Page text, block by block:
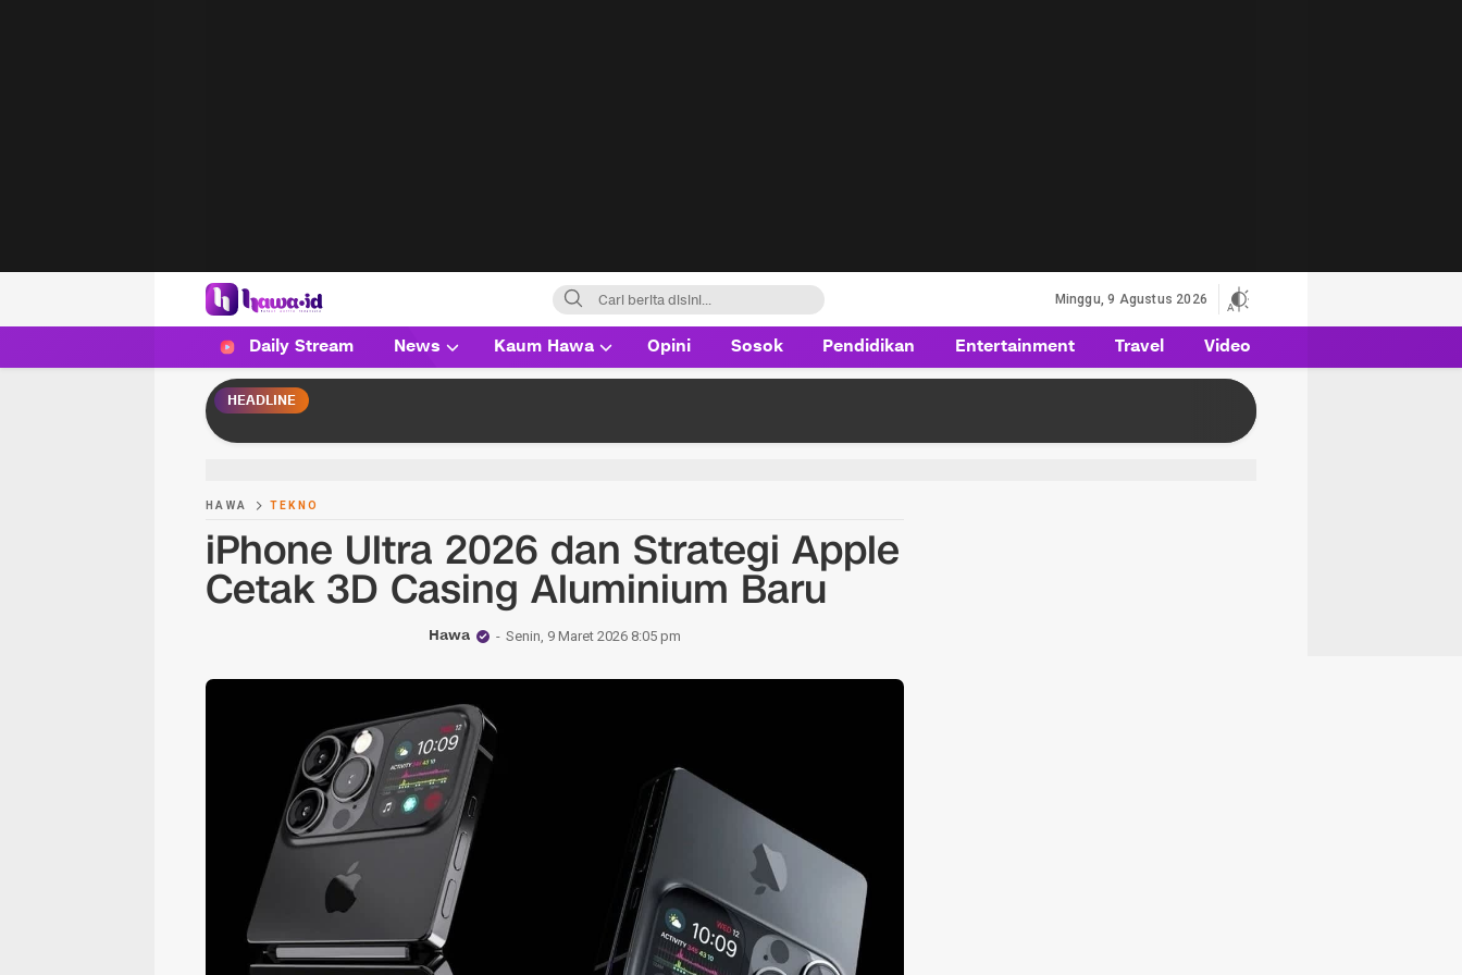
HAWA
Haluan Wanita Indonesia
Minggu, 9 Agustus 2026
Daily Stream News Kaum Hawa Opini Sosok Pendidikan Entertainment Travel Video
HEADLINE
HAWA TEKNO
iPhone Ultra 2026 dan Strategi Apple
Cetak 3D Casing Aluminium Baru
Hawa Senin, 9 Maret 2026 8:05 pm